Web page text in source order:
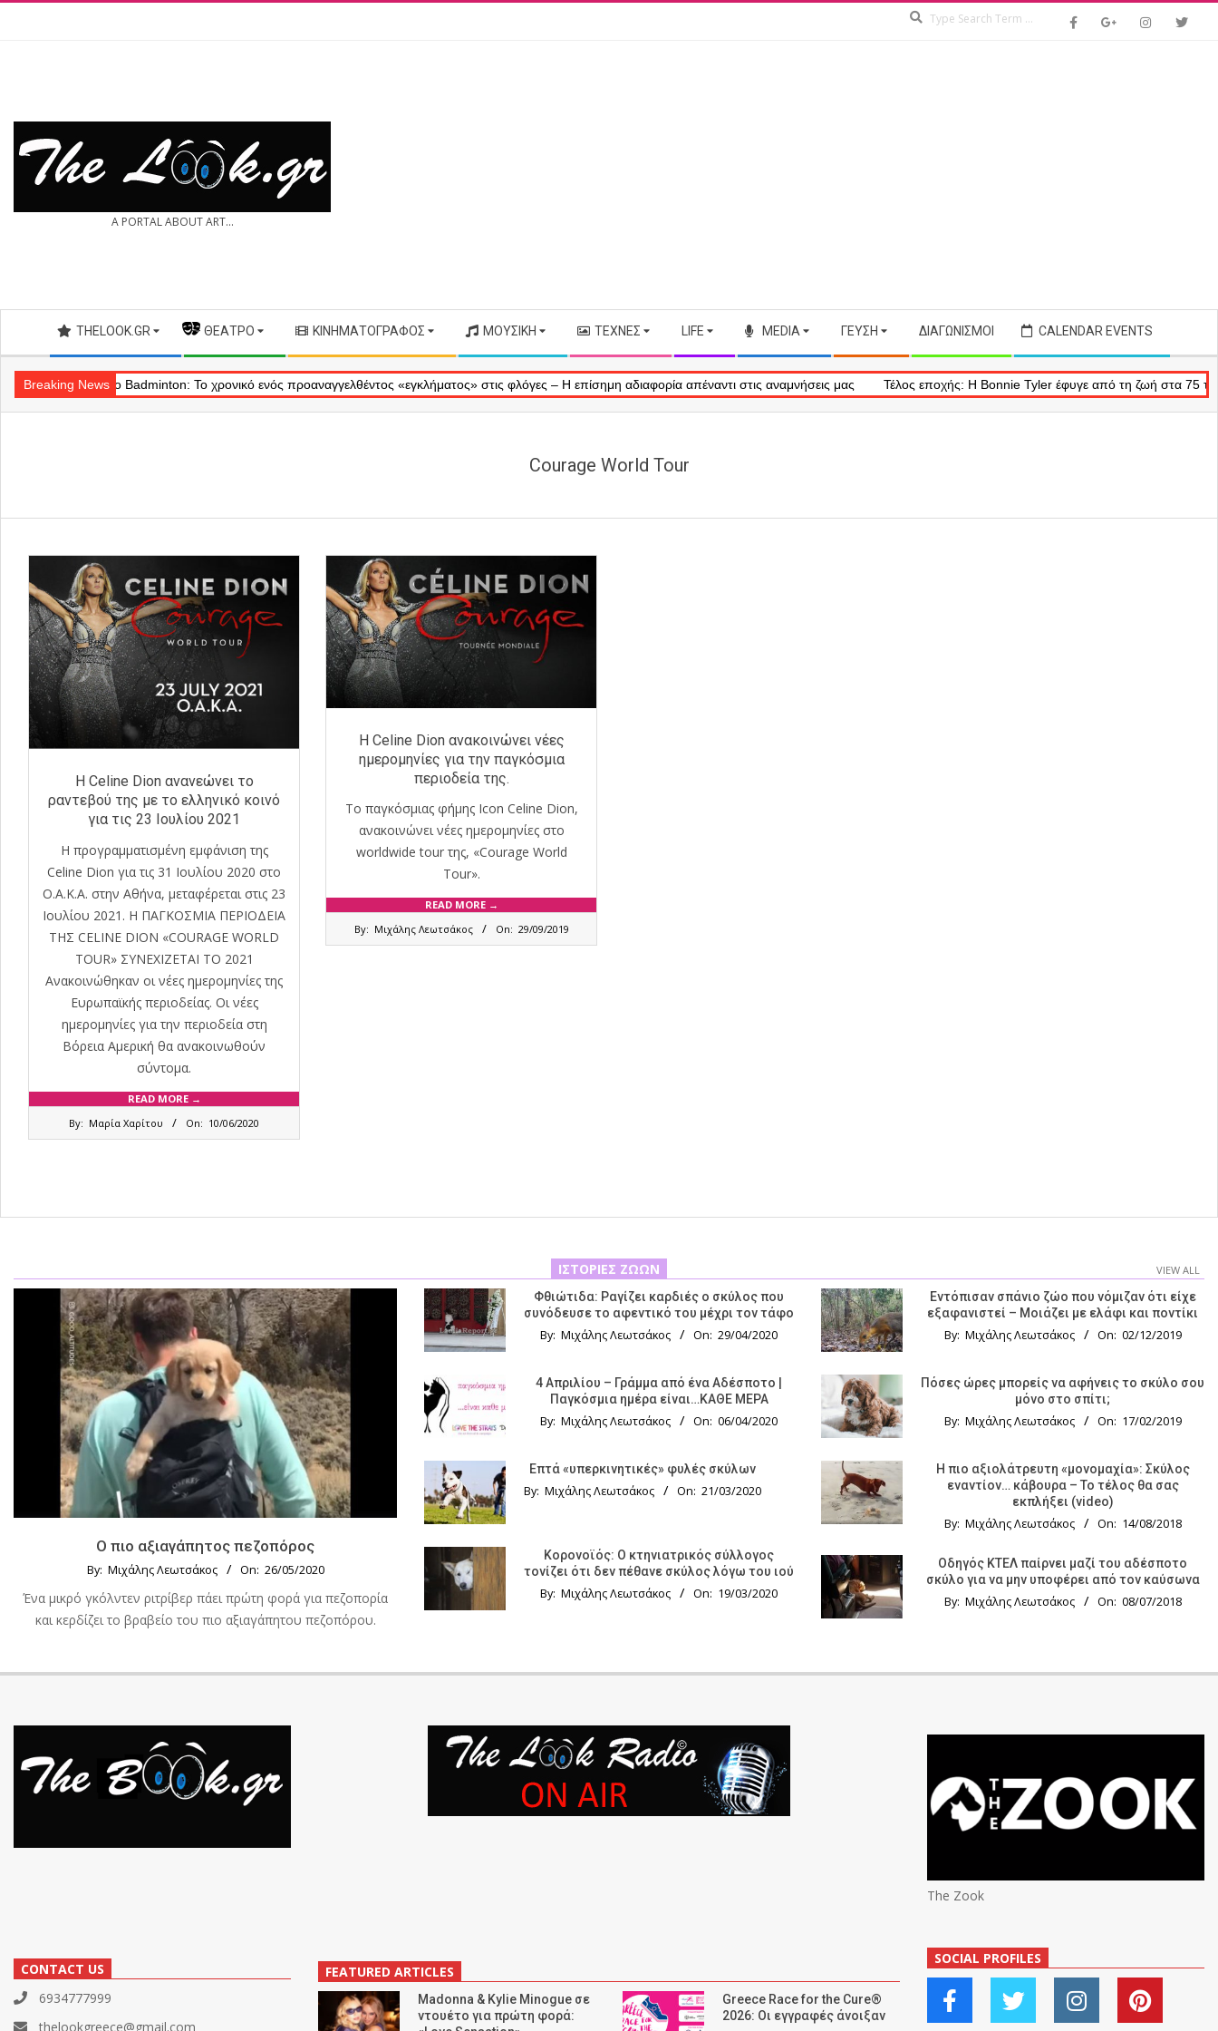
THE A PORTAL ABOUT ART...
Secondary
Navigation
Menu
THELOOK.GR — ΘΈΑΤΡΟ ΚΙΝΗΜΑΤΟΓΡΆΦΟΣ ΜΟΥΣΙΚΉ ΤΈΧΝΕΣ LIFE MEDIA ΓΕΎΣΗ ΔΙΑΓΩΝΙΣΜΟΊ CALENDAR EVENTS
Breaking News
Θέατρο Badminton: Το χρονικό ενός προαναγγελθέντος «εγκλήματος» στις φλόγες – Η επίσημη αδιαφορία απέναντι στις αναμνήσεις μας Τέλος εποχής: Η Bonnie Tyler έφυγε από τη ζωή στα 75 της
Courage World Tour
H Celine Dion ανανεώνει το
ραντεβού της με το ελληνικό κοινό
για τις 23 Ιουλίου 2021
Η προγραμματισμένη εμφάνιση της
Celine Dion για τις 31 Ιουλίου 2020 στο
Ο.Α.Κ.Α. στην Αθήνα, μεταφέρεται στις 23
Ιουλίου 2021. Η ΠΑΓΚΟΣΜΙΑ ΠΕΡΙΟΔEIΑ
ΤΗΣ CELINE DION «COURAGE WORLD
TOUR» ΣΥΝΕΧΙΖΕΤΑΙ ΤΟ 2021
Ανακοινώθηκαν οι νέες ημερομηνίες της
Ευρωπαϊκής περιοδείας. Οι νέες
ημερομηνίες για την περιοδεία στη
Βόρεια Αμερική θα ανακοινωθούν
σύντομα.
READ MORE →
By: Μαρία Χαρίτου On: 10/06/2020
H Celine Dion ανακοινώνει νέες
ημερομηνίες για την παγκόσμια
περιοδεία της.
Το παγκόσμιας φήμης Icon Celine Dion,
ανακοινώνει νέες ημερομηνίες στο
worldwide tour της, «Courage World
Tour».
READ MORE →
By: Μιχάλης Λεωτσάκος On: 29/09/2019
ΙΣΤΟΡΊΕΣ ΖΏΩΝ VIEW ALL
Ο πιο αξιαγάπητος πεζοπόρος
By: Μιχάλης Λεωτσάκος On: 26/05/2020
Ένα μικρό γκόλντεν ριτρίβερ πάει πρώτη φορά για πεζοπορία
και κερδίζει το βραβείο του πιο αξιαγάπητου πεζοπόρου.
Φθιώτιδα: Ραγίζει καρδιές ο σκύλος που
συνόδευσε το αφεντικό του μέχρι τον τάφο
By: Μιχάλης Λεωτσάκος On: 29/04/2020
4 Απριλίου – Γράμμα από ένα Αδέσποτο |
Παγκόσμια ημέρα είναι…ΚΑΘΕ ΜΕΡΑ
By: Μιχάλης Λεωτσάκος On: 06/04/2020
Επτά «υπερκινητικές» φυλές σκύλων
By: Μιχάλης Λεωτσάκος On: 21/03/2020
Κορονοϊός: Ο κτηνιατρικός σύλλογος
τονίζει ότι δεν πέθανε σκύλος λόγω του ιού
By: Μιχάλης Λεωτσάκος On: 19/03/2020
Εντόπισαν σπάνιο ζώο που νόμιζαν ότι είχε
εξαφανιστεί – Μοιάζει με ελάφι και ποντίκι
By: Μιχάλης Λεωτσάκος On: 02/12/2019
Πόσες ώρες μπορείς να αφήνεις το σκύλο σου
μόνο στο σπίτι;
By: Μιχάλης Λεωτσάκος On: 17/02/2019
Η πιο αξιολάτρευτη «μονομαχία»: Σκύλος
εναντίον… κάβουρα – Το τέλος θα σας
εκπλήξει (video)
By: Μιχάλης Λεωτσάκος On: 14/08/2018
Οδηγός KTΕΛ παίρνει μαζί του αδέσποτο
σκύλο για να μην υποφέρει από τον καύσωνα
By: Μιχάλης Λεωτσάκος On: 08/07/2018
CONTACT US
6934777999
thelookgreece@gmail.com
FEATURED ARTICLES
Madonna & Kylie Minogue σε
ντουέτο για πρώτη φορά:
Greece Race for the Cure®
2026: Οι εγγραφές άνοιξαν
The Zook
SOCIAL PROFILES